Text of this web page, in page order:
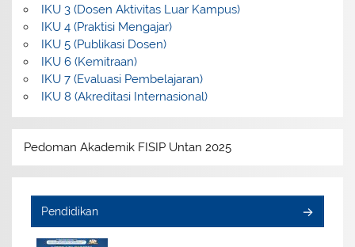
IKU 3 (Dosen Aktivitas Luar Kampus)
IKU 4 (Praktisi Mengajar)
IKU 5 (Publikasi Dosen)
IKU 6 (Kemitraan)
IKU 7 (Evaluasi Pembelajaran)
IKU 8 (Akreditasi Internasional)
Pedoman Akademik FISIP Untan 2025
Pendidikan